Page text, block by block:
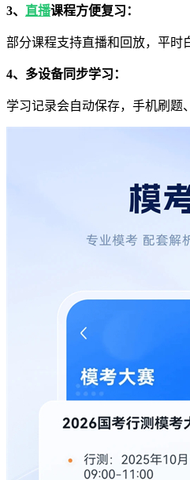
3、 直播课程方便复习：
部分课程支持直播和回放，平时
4、多设备同步学习：
学习记录会自动保存，手机刷题